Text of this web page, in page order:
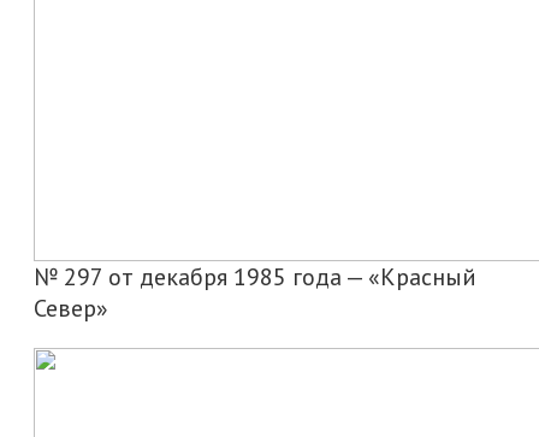
№ 297 от декабря 1985 года — «Красный
Север»